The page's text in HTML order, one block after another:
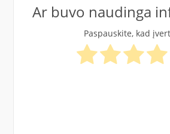
Ar buvo naudinga
Paspauskite, kad